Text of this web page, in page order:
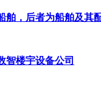
舶，后者为船舶及其
智楼宇设备公司